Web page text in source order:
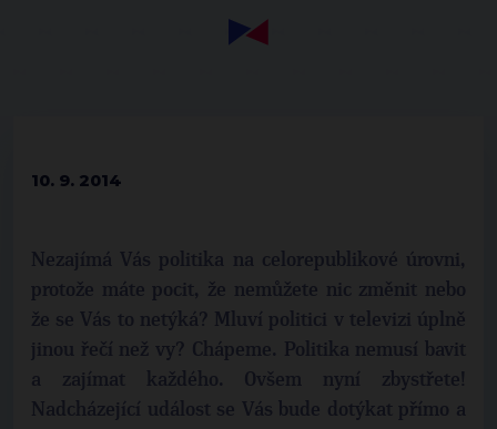
10. 9. 2014
Nezajímá Vás politika na celorepublikové úrovni,
protože máte pocit, že nemůžete nic změnit nebo
že se Vás to netýká? Mluví politici v televizi úplně
jinou řečí než vy? Chápeme. Politika nemusí bavit
a zajímat každého. Ovšem nyní zbystřete!
Nadcházející událost se Vás bude dotýkat přímo a